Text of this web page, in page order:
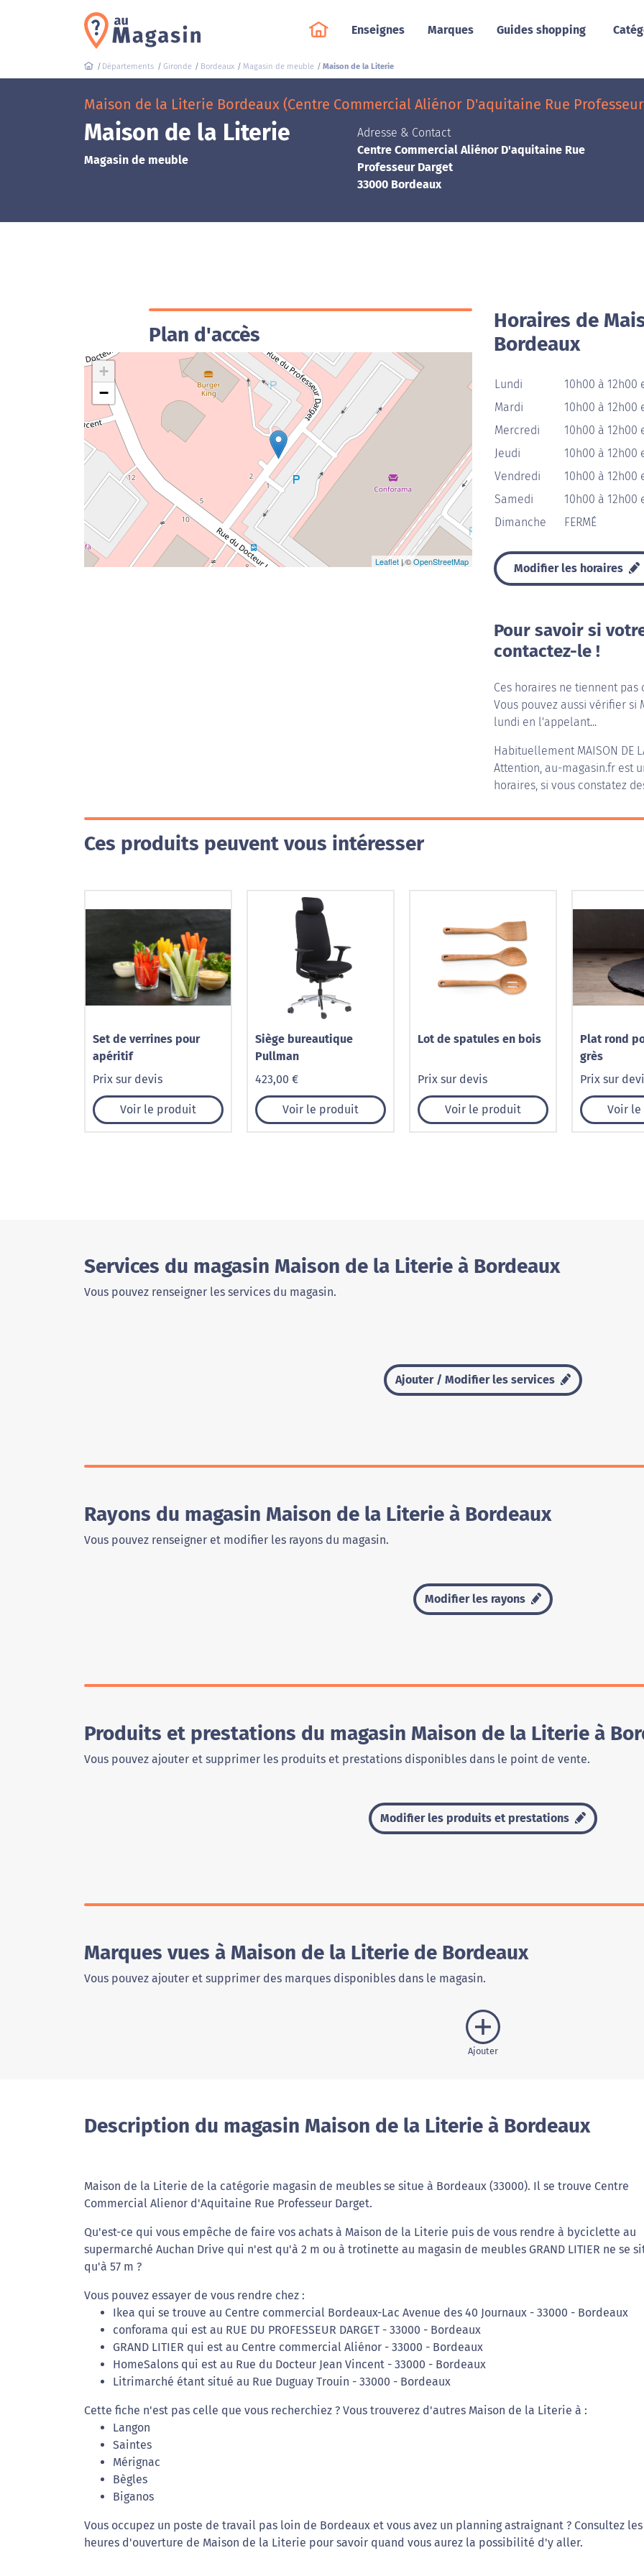
Enseignes Marques Guides shopping
Départements Gironde Bordeaux Magasin de meuble Maison de la Literie
Maison de la Literie Bordeaux (Centre Commercial Aliénor D'aquitaine Rue
Maison de la Literie
Magasin de meuble
Adresse & Contact
Centre Commercial Aliénor D'aquitaine Rue
Professeur Darget
33000 Bordeaux
Plan d'accès
+
−
Leaflet | ©OpenStreetMap
Horaires de
Bordeaux
Lundi
10h00 à 12h00
Mardi
10h00 à 12h00
Mercredi
10h00 à 12h00
Jeudi
10h00 à 12h00
Vendredi
10h00 à 12h00
Samedi
10h00 à 12h00
Dimanche
FERMÉ
Modifier les horaires
Pour savoir si
contactez-le !
Ces horaires ne tiennent
Vous pouvez aussi vérifier si
lundi en l'appelant...
Habituellement MAISON DE
Attention, au-magasin.fr est
horaires, si vous constatez
Ces produits peuvent vous intéresser
Set de verrines pour
apéritif
Prix sur devis
Voir le produit
Siège bureautique
Pullman
423,00 €
Voir le produit
Lot de spatules en bois
Prix sur devis
Voir le produit
Plat rond
grès
Prix sur
Voir
Services du magasin Maison de la Literie à Bordeaux
Vous pouvez renseigner les services du magasin.
Ajouter / Modifier les services
Rayons du magasin Maison de la Literie à Bordeaux
Vous pouvez renseigner et modifier les rayons du magasin.
Modifier les rayons
Produits et prestations du magasin Maison de la Literie à
Vous pouvez ajouter et supprimer les produits et prestations disponibles dans le point de vente.
Modifier les produits et prestations
Marques vues à Maison de la Literie de Bordeaux
Vous pouvez ajouter et supprimer des marques disponibles dans le magasin.
Ajouter
Description du magasin Maison de la Literie à Bordeaux
Maison de la Literie de la catégorie magasin de meubles se situe à Bordeaux (33000). Il se trouve Centre
Commercial Alienor d'Aquitaine Rue Professeur Darget.
Qu'est-ce qui vous empêche de faire vos achats à Maison de la Literie puis de vous rendre à byciclette au
supermarché Auchan Drive qui n'est qu'à 2 m ou à trotinette au magasin de meubles GRAND LITIER ne se
qu'à 57 m ?
Vous pouvez essayer de vous rendre chez :
Ikea qui se trouve au Centre commercial Bordeaux-Lac Avenue des 40 Journaux - 33000 - Bordeaux
conforama qui est au RUE DU PROFESSEUR DARGET - 33000 - Bordeaux
GRAND LITIER qui est au Centre commercial Aliénor - 33000 - Bordeaux
HomeSalons qui est au Rue du Docteur Jean Vincent - 33000 - Bordeaux
Litrimarché étant situé au Rue Duguay Trouin - 33000 - Bordeaux
Cette fiche n'est pas celle que vous recherchiez ? Vous trouverez d'autres Maison de la Literie à :
Langon
Saintes
Mérignac
Bègles
Biganos
Vous occupez un poste de travail pas loin de Bordeaux et vous avez un planning astraignant ? Consultez les
heures d'ouverture de Maison de la Literie pour savoir quand vous aurez la possibilité d'y aller.